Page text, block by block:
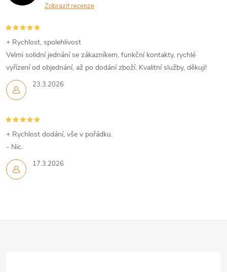
Zobrazit recenze
23.3.2026
+ Rychlost, spolehlivost
Velmi solidní jednání se zákazníkem, funkční kontakty, rychlé
vyřízení od objednání, až po dodání zboží. Kvalitní služby, děkuji!
17.3.2026
+ Rychlost dodání, vše v pořádku.
- Nic.